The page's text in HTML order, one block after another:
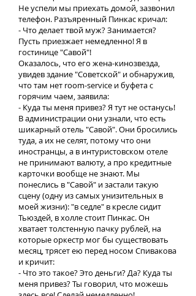
Не успели мы приехать домой, зазвонил
телефон. Разъяренный Пинкас кричал:
- Что делает твой муж? Занимается?
Пусть приезжает немедленно! Я в
гостинице "Савой"!
Оказалось, что его жена-кинозвезда,
увидев здание "Советской" и обнаружив,
что там нет room-service и буфета с
горячим чаем, заявила:
- Куда ты меня привез? Я тут не останусь!
В администрации они узнали, что есть
шикарный отель "Савой". Они бросились
туда, а их не селят, потому что они
иностранцы, а в интуристовском отеле
не принимают валюту, а про кредитные
карточки вообще не знают. Мы
понеслись в "Савой" и застали такую
сцену (одну из самых унизительных в
моей жизни): "в седле" в кресле сидит
Тьюздей, в холле стоит Пинкас. Он
хватает толстенную пачку рублей, на
которые оркестр мог бы существовать
месяц, трясет ею перед носом Спивакова
и кричит:
- Что это такое? Это деньги? Да? Куда ты
меня привез? Ты говорил, что можешь